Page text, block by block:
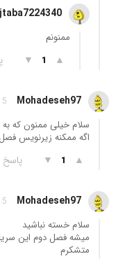
ممنونم
▲
1
▼
Mohadeseh97 5 سال قبل
سلام خیلی ممنون که
اگه ممکنه زیرنویس فصل ۲ هم قرار بدید
▲
1
▼ پاسخ
Mohadeseh97 5 سال قبل
سلام خسته نباشید
میشه فصل دوم این
متشکرم